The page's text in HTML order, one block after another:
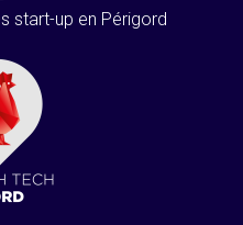
start-up en Périgord